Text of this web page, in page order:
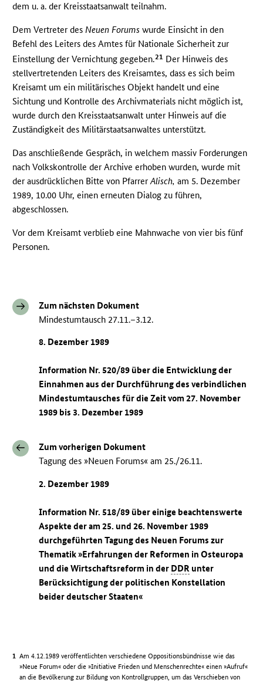
dem u. a. der Kreisstaatsanwalt teilnahm.
Dem Vertreter desNeuen Forums wurde Einsicht in den
Befehl des Leiters des Amtes für Nationale Sicherheit zur
Einstellung der Vernichtung gegeben.21 Der Hinweis des
stellvertretenden Leiters des Kreisamtes, dass es sich beim
Kreisamt um ein militärisches Objekt handelt und eine
Sichtung und Kontrolle des Archivmaterials nicht möglich ist,
wurde durch den Kreisstaatsanwalt unter Hinweis auf die
Zuständigkeit des Militärstaatsanwaltes unterstützt.
Das anschließende Gespräch, in welchem massiv Forderungen
nach Volkskontrolle der Archive erhoben wurden, wurde mit
der ausdrücklichen Bitte von PfarrerAlisch, am 5. Dezember
1989, 10.00 Uhr, einen erneuten Dialog zu führen,
abgeschlossen.
Vor dem Kreisamt verblieb eine Mahnwache von vier bis fünf
Personen.
Zum nächsten Dokument
Mindestumtausch 27.11.–3.12.
8. Dezember 1989
Information Nr. 520/89 über die Entwicklung der
Einnahmen aus der Durchführung des verbindlichen
Mindestumtausches für die Zeit vom 27. November
1989 bis 3. Dezember 1989
Zum vorherigen Dokument
Tagung des »Neuen Forums« am 25./26.11.
2. Dezember 1989
Information Nr. 518/89 über einige beachtenswerte
Aspekte der am 25. und 26. November 1989
durchgeführten Tagung des Neuen Forums zur
Thematik »Erfahrungen der Reformen in Osteuropa
und die Wirtschaftsreform in der DDR unter
Berücksichtigung der politischen Konstellation
beider deutscher Staaten«
Am 4.12.1989 veröffentlichten verschiedene Oppositionsbündnisse wie das
»Neue Forum« oder die »Initiative Frieden und Menschenrechte« einen »Aufruf«
an die Bevölkerung zur Bildung von Kontrollgruppen, um das Verschieben von